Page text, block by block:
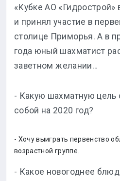
«Кубке АО
и принял участие в
столице Приморья. А в
года юный шахматист
заветном желании…
- Какую шахматную цель
собой на 2020 год?
- Хочу выиграть первенство
возрастной группе.
- Какое новогоднее